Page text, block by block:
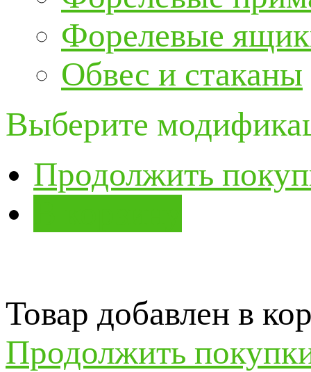
Форелевые
Обвес и стаканы
Выберите
Продолжить
Товар добавлен в
Продолжить